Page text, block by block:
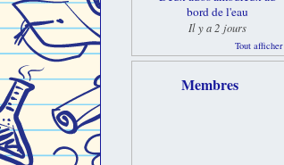
bord de l'eau
Il y a 2 jours
Tout afficher
Membres